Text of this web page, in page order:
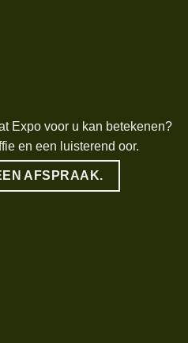
Expo voor u kan betekenen?
en een luisterend oor.
AFSPRAAK.